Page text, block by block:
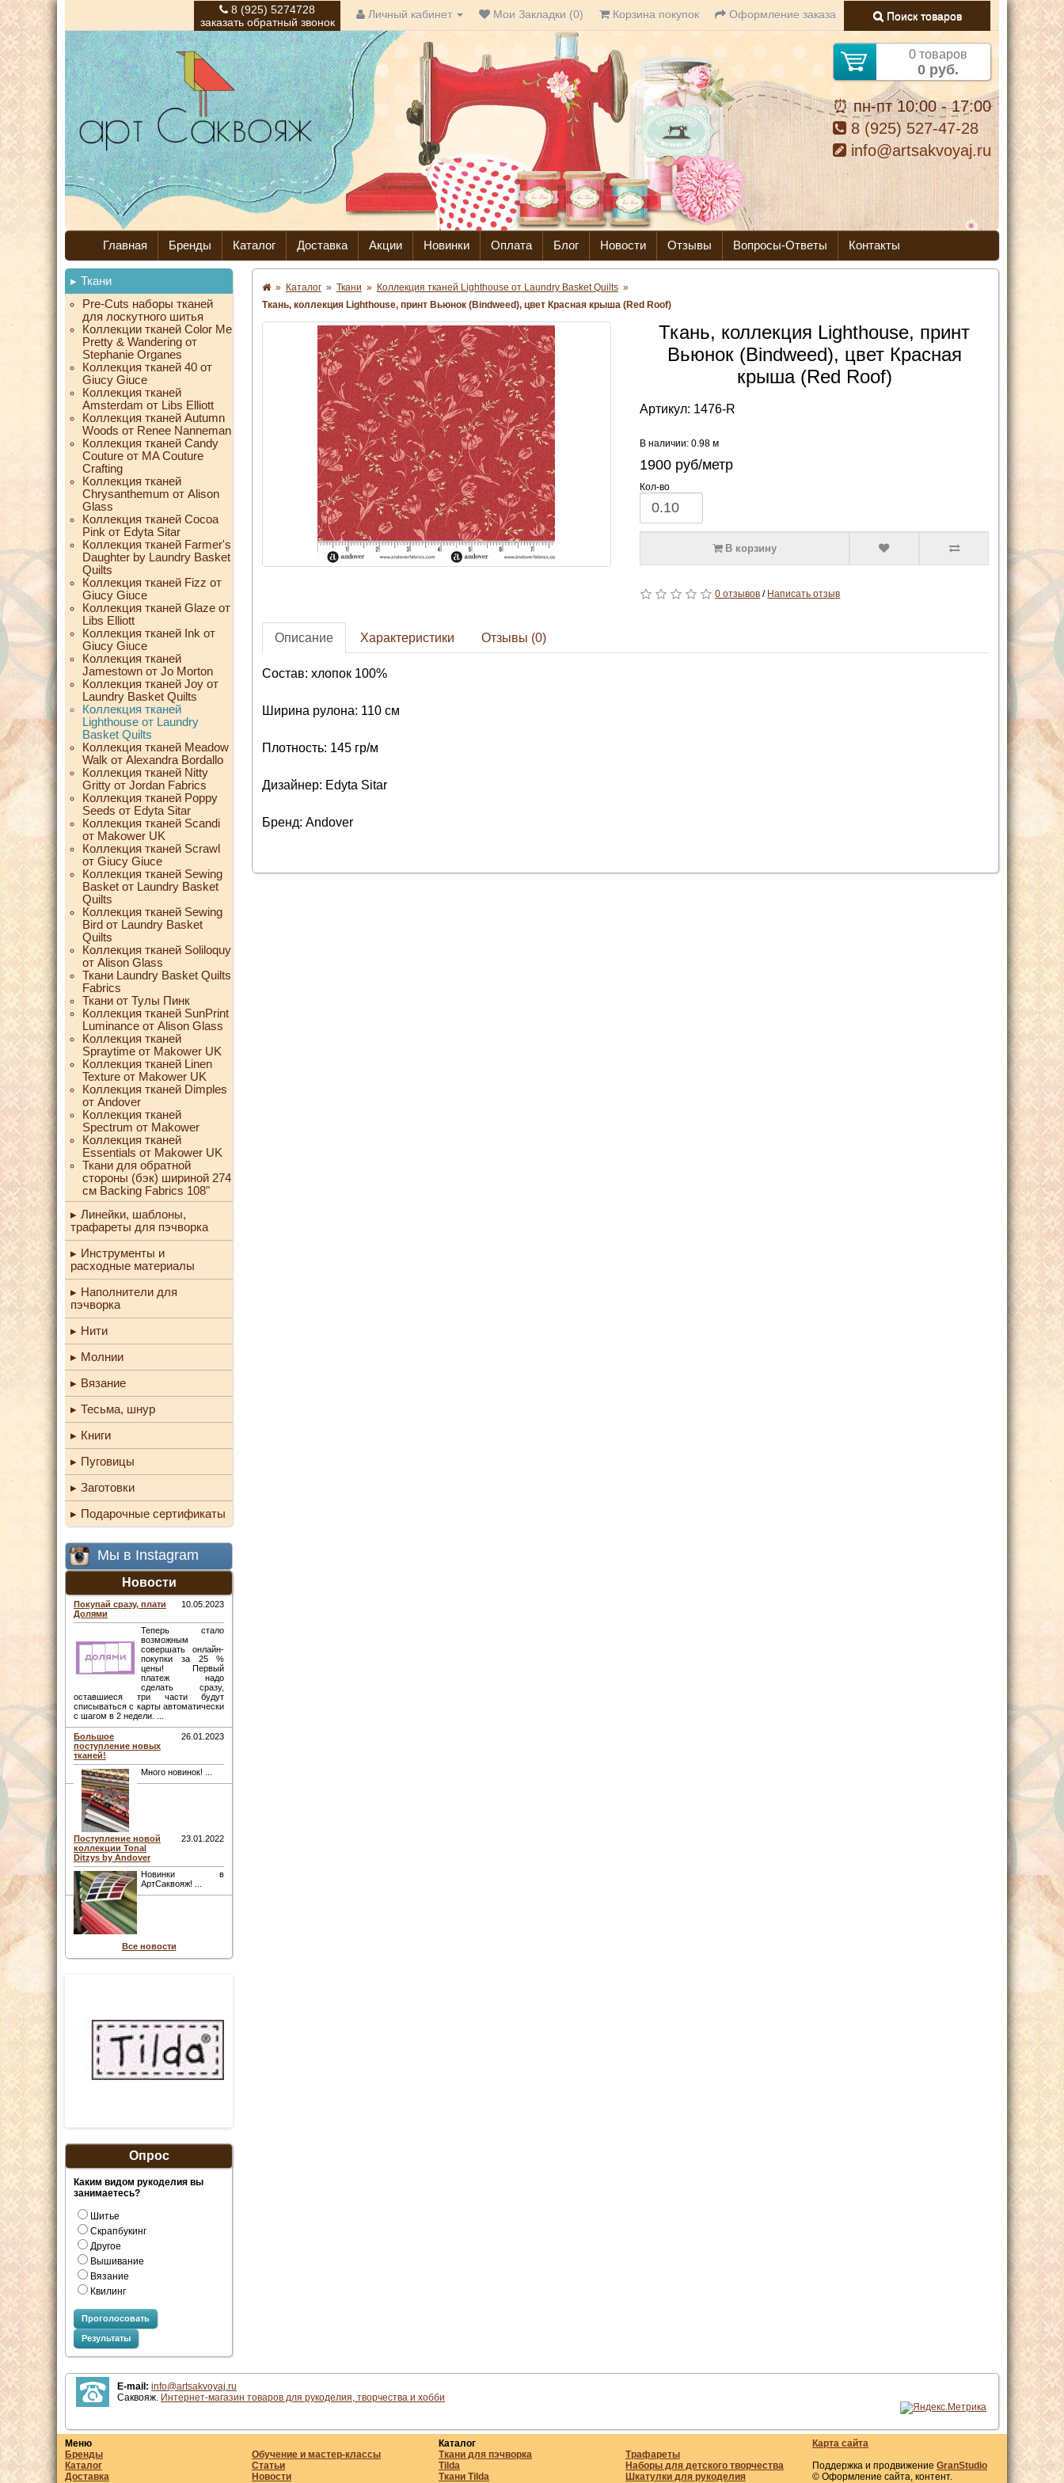
8 (925) 5274728
заказать обратный звонок
Личный кабинет Мои Закладки (0) Корзина покупок Оформление заказа Поиск товаров
0 товаров
0 руб.
⏰ пн-пт 10:00 - 17:00
8 (925) 527-47-28
info@artsakvoyaj.ru
Главная Бренды Каталог Доставка Акции Новинки Оплата Блог Новости Отзывы Вопросы-Ответы Контакты
Ткани
Pre-Cuts наборы тканей
для лоскутного шитья
Коллекции тканей Color Me
Pretty & Wandering от
Stephanie Organes
Коллекция тканей 40 от
Giucy Giuce
Коллекция тканей
Amsterdam от Libs Elliott
Коллекция тканей Autumn
Woods от Renee Nanneman
Коллекция тканей Candy
Couture от MA Couture
Crafting
Коллекция тканей
Chrysanthemum от Alison
Glass
Коллекция тканей Cocoa
Pink от Edyta Sitar
Коллекция тканей Farmer's
Daughter by Laundry Basket
Quilts
Коллекция тканей Fizz от
Giucy Giuce
Коллекция тканей Glaze от
Libs Elliott
Коллекция тканей Ink от
Giucy Giuce
Коллекция тканей
Jamestown от Jo Morton
Коллекция тканей Joy от
Laundry Basket Quilts
Коллекция тканей
Lighthouse от Laundry
Basket Quilts
Коллекция тканей Meadow
Walk от Alexandra Bordallo
Коллекция тканей Nitty
Gritty от Jordan Fabrics
Коллекция тканей Poppy
Seeds от Edyta Sitar
Коллекция тканей Scandi
от Makower UK
Коллекция тканей Scrawl
от Giucy Giuce
Коллекция тканей Sewing
Basket от Laundry Basket
Quilts
Коллекция тканей Sewing
Bird от Laundry Basket
Quilts
Коллекция тканей Soliloquy
от Alison Glass
Ткани Laundry Basket Quilts
Fabrics
Ткани от Тулы Пинк
Коллекция тканей SunPrint
Luminance от Alison Glass
Коллекция тканей
Spraytime от Makower UK
Коллекция тканей Linen
Texture от Makower UK
Коллекция тканей Dimples
от Andover
Коллекция тканей
Spectrum от Makower
Коллекция тканей
Essentials от Makower UK
Ткани для обратной
стороны (бэк) шириной 274
см Backing Fabrics 108"
Линейки, шаблоны,
трафареты для пэчворка
Инструменты и
расходные материалы
Наполнители для
пэчворка
Нити
Молнии
Вязание
Тесьма, шнур
Книги
Пуговицы
Заготовки
Подарочные сертификаты
Мы в Instagram
Новости
Покупай сразу, плати
Долями
10.05.2023
Теперь стало
возможным
совершать онлайн-
покупки за 25 %
цены! Первый
платеж надо
сделать сразу,
оставшиеся три части будут
списываться с карты автоматически
с шагом в 2 недели. ...
Большое
поступление новых
тканей!
26.01.2023
Много новинок! ...
Поступление новой
коллекции Tonal
Ditzys by Andover
23.01.2022
Новинки в
АртСаквояж! ...
Все новости
Опрос
Каким видом рукоделия вы
занимаетесь?
Шитье
Скрапбукинг
Другое
Вышивание
Вязание
Квилинг
Проголосовать
Результаты
» Каталог » Ткани » Коллекция тканей Lighthouse от Laundry Basket Quilts »
Ткань, коллекция Lighthouse, принт Вьюнок (Bindweed), цвет Красная крыша (Red Roof)
Ткань, коллекция Lighthouse, принт
Вьюнок (Bindweed), цвет Красная
крыша (Red Roof)
Артикул: 1476-R
В наличии: 0.98 м
1900 руб/метр
Кол-во
В корзину
0 отзывов / Написать отзыв
Описание Характеристики Отзывы (0)
Состав: хлопок 100%
Ширина рулона: 110 см
Плотность: 145 гр/м
Дизайнер: Edyta Sitar
Бренд: Andover
E-mail: info@artsakvoyaj.ru
Саквояж. Интернет-магазин товаров для рукоделия, творчества и хобби
Меню
Бренды
Каталог
Доставка
Обучение и мастер-классы
Статьи
Новости
Каталог
Ткани для пэчворка
Tilda
Ткани Tilda
Трафареты
Наборы для детского творчества
Шкатулки для рукоделия
Карта сайта
Поддержка и продвижение GranStudio
© Оформление сайта, контент.